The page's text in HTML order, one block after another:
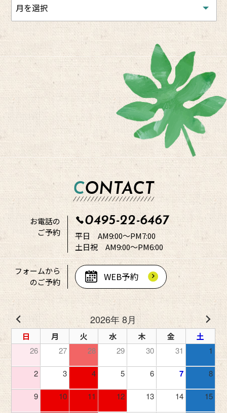
CONTACT
お電話の
ご予約
0495-22-6467
平日 AM9:00～PM7:00
土日祝 AM9:00～PM6:00
フォームから
のご予約
WEB予約
2026年 8月
日 月 火 水 木 金
土
26
27 28 29 30 31 1
2 3 4 5 6 7 8
9 10 11 12 13 14 15